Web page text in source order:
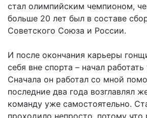
стал олимпийским чемпионом,
больше 20 лет был в составе
Советского Союза и России.
И после окончания карьеры
себя вне спорта – начал
Сначала он работал со мной
последние два года возглавлял
команду уже самостоятельно.
проходило непросто, потому что